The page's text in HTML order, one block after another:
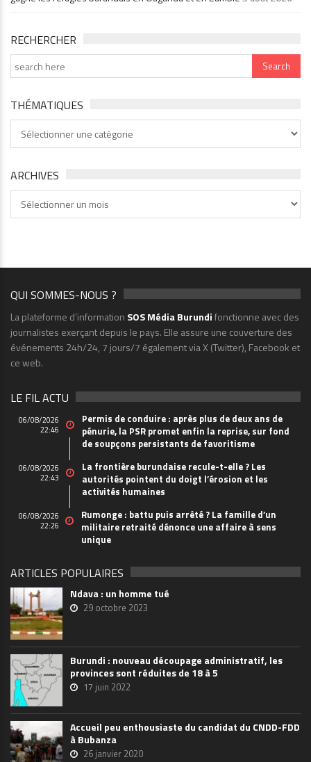
RECHERCHER
THÉMATIQUES
ARCHIVES
QUI SOMMES-NOUS ?
La plateforme d’information SOS Média Burundifonctionne avec des
journalistes exerçant depuis le pays. Elle assure une couverture des
événements 24h/24, 7 jours/7 également via X (Twitter), Facebook et
ce web.
LE FIL ACTU
06/08/2026
22:46
Permis de conduire : après plus de deux ans de
pénurie, la PSR promet enfin la reprise, sur fond
de soupçons persistants de favoritisme
06/08/2026
22:43
La frontière burundaise recule-t-elle ? Les
autorités pointent du doigt l’érosion et les
activités humaines
06/08/2026
22:26
Rumonge : battu puis arrêté ? La famille d’un
militaire retraité dénonce une affaire à sens
unique
ARTICLES POPULAIRES
Ndava : un homme tué
29 octobre 2023
Burundi : nouveau découpage administratif, les
provinces sont réduites de 18 à 5
17 juin 2022
Accueil peu enthousiaste du candidat du CNDD-FDD
à Bubanza
26 janvier 2020